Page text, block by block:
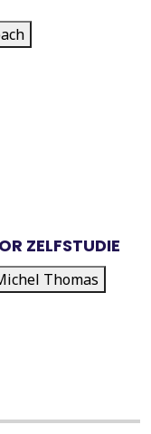
ZELFSTUDIE
Thomas